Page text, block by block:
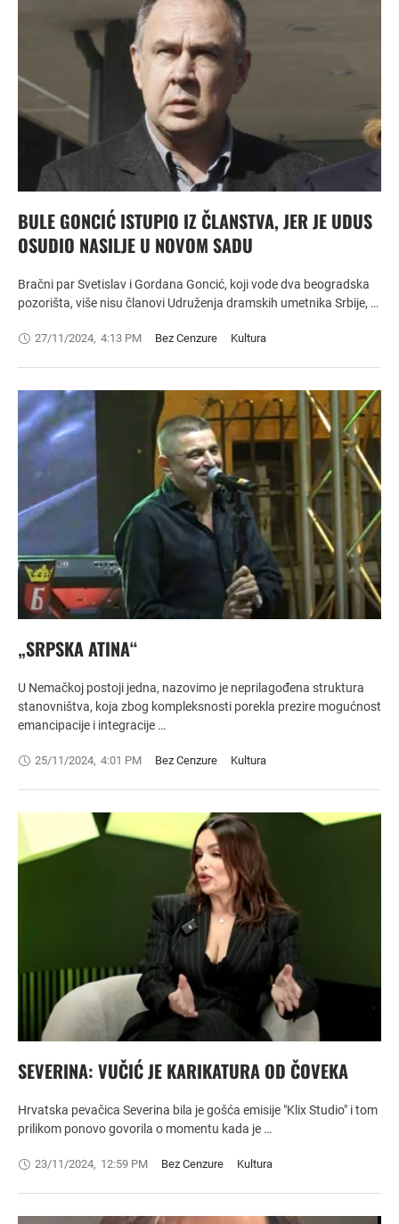
BULE GONCIĆ ISTUPIO IZ ČLANSTVA, JER JE UDUS
OSUDIO NASILJE U NOVOM SADU
Bračni par Svetislav i Gordana Goncić, koji vode dva beogradska
pozorišta, više nisu članovi Udruženja dramskih umetnika Srbije, …
27/11/2024, 4:13 PM Bez Cenzure Kultura
„SRPSKA ATINA“
U Nemačkoj postoji jedna, nazovimo je neprilagođena struktura
stanovništva, koja zbog kompleksnosti porekla prezire mogućnost
emancipacije i integracije …
25/11/2024, 4:01 PM Bez Cenzure Kultura
SEVERINA: VUČIĆ JE KARIKATURA OD ČOVEKA
Hrvatska pevačica Severina bila je gošća emisije "Klix Studio" i tom
prilikom ponovo govorila o momentu kada je …
23/11/2024, 12:59 PM Bez Cenzure Kultura